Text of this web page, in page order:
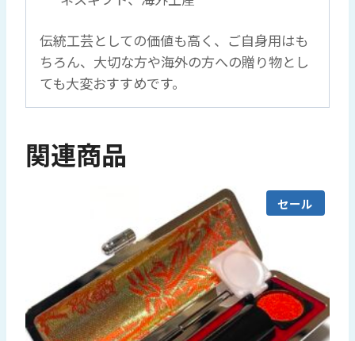
伝統工芸としての価値も高く、ご自身用はも
ちろん、大切な方や海外の方への贈り物とし
ても大変おすすめです。
関連商品
セール